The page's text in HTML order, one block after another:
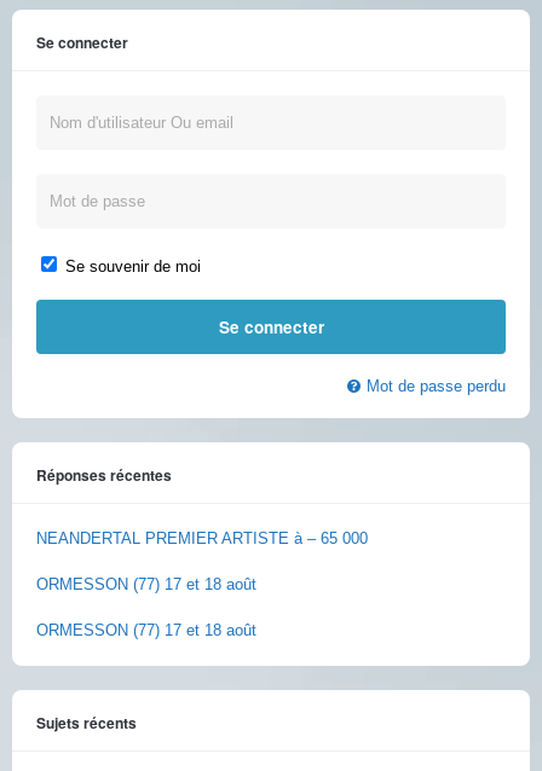
Se connecter
Se souvenir de moi
Mot de passe perdu
Réponses récentes
NEANDERTAL PREMIER ARTISTE à – 65 000
ORMESSON (77) 17 et 18 août
ORMESSON (77) 17 et 18 août
Sujets récents